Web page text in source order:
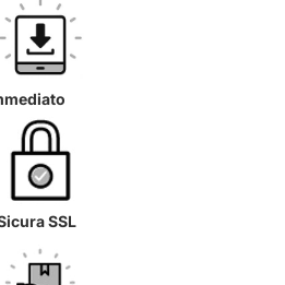
SSL